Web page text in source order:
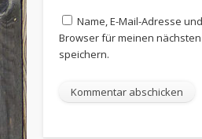
Name, E-Mail-Adresse
Browser für meinen
speichern.